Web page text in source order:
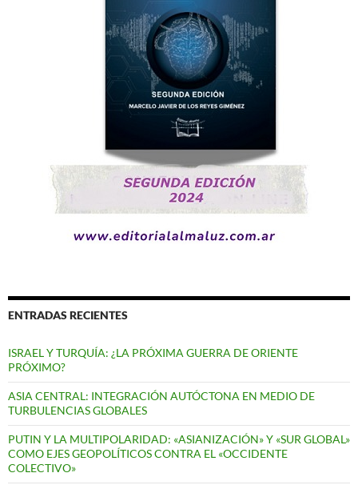
ENTRADAS RECIENTES
ISRAEL Y TURQUÍA: ¿LA PRÓXIMA GUERRA DE ORIENTE
PRÓXIMO?
ASIA CENTRAL: INTEGRACIÓN AUTÓCTONA EN MEDIO DE
TURBULENCIAS GLOBALES
PUTIN Y LA MULTIPOLARIDAD: «ASIANIZACIÓN» Y «SUR GLOBAL»
COMO EJES GEOPOLÍTICOS CONTRA EL «OCCIDENTE
COLECTIVO»